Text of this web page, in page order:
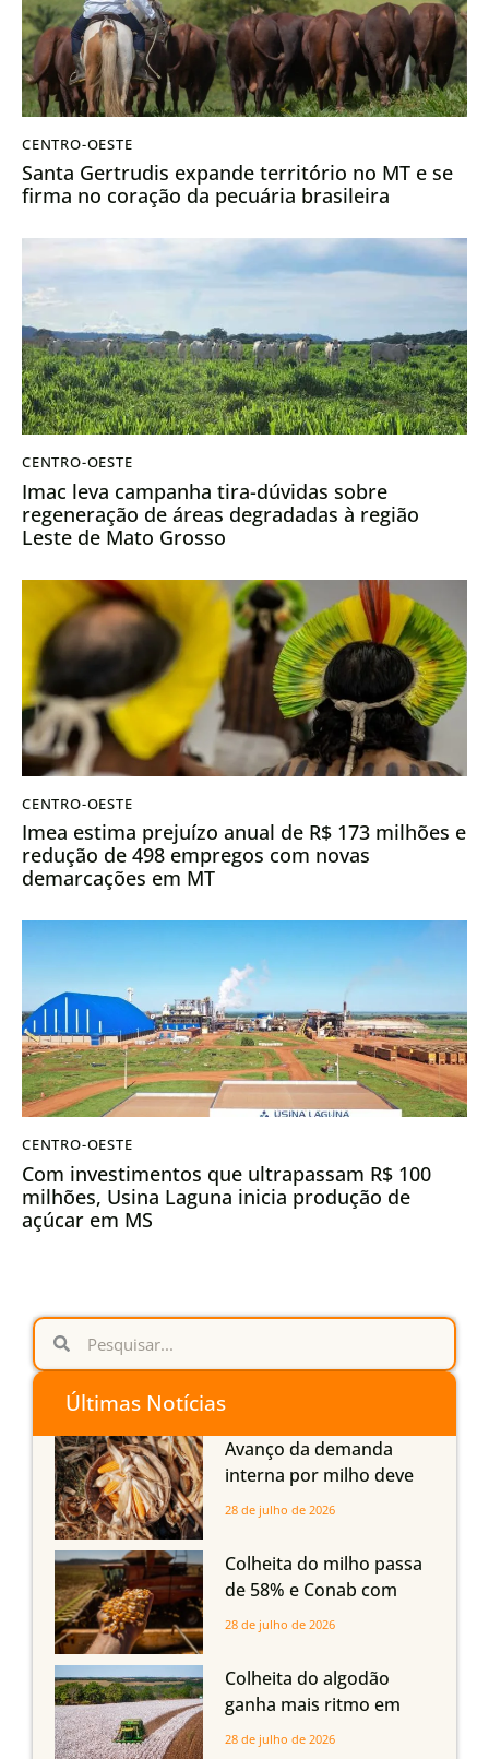
CENTRO-OESTE
Santa Gertrudis expande território no MT e se
firma no coração da pecuária brasileira
CENTRO-OESTE
Imac leva campanha tira-dúvidas sobre
regeneração de áreas degradadas à região
Leste de Mato Grosso
CENTRO-OESTE
Imea estima prejuízo anual de R$ 173 milhões e
redução de 498 empregos com novas
demarcações em MT
CENTRO-OESTE
Com investimentos que ultrapassam R$ 100
milhões, Usina Laguna inicia produção de
açúcar em MS
Últimas Notícias
Avanço da demanda
interna por milho deve
compensar aumento da
em Mato Grosso, aponta
Imea
28 de julho de 2026
Colheita do milho passa
de 58% e Conab com
boas produtividades em
quedas em Tocantins,
Maranhão e Piauí
28 de julho de 2026
Colheita do algodão
ganha mais ritmo em
Mato Grosso, Mato
28 de julho de 2026